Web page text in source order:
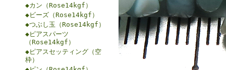
◆カン（Rose14kgf）
◆ビーズ（Rose14kgf）
◆つぶし玉（Rose14kgf）
◆ピアスパーツ
（Rose14kgf）
◆ピアスセッティング（空
枠）